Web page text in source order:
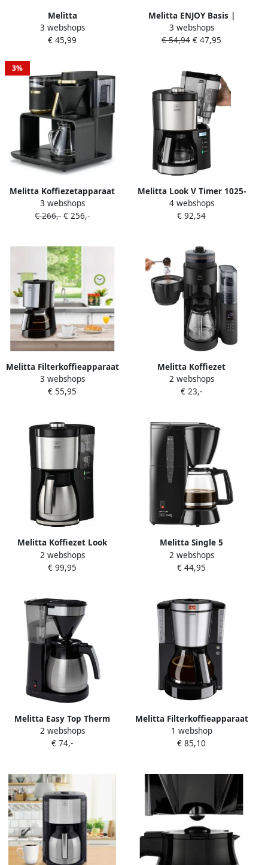
Melitta
filterkoffiezetapparaat Easy
II Therm zwart
3 webshops
€ 45,99
Melitta ENJOY Basis |
Filterkoffiezetapparaten |
Keuken&Koken
3 webshops
€ 54,94 € 47,95
3%
Melitta Koffiezetapparaat
met bonenmaler EPOS 1024-
04 1 l Zwart goudkleur 360°
3 webshops
€ 266,- € 256,-
Melitta Look V Timer 1025-
08 |
Filterkoffiezetapparaten |
4 webshops
€ 92,54
Melitta Filterkoffieapparaat
Enjoy top 1017-04 1 25 l
3 webshops
€ 55,95
Melitta Koffiezet
AromaFresh 1030-05 |
Keuken- en Kookartikelen |
2 webshops
€ 23,-
Melitta Koffiezet Look
Therm Protect Zwart |
Filterkoffiezetapparaten |
2 webshops
€ 99,95
Melitta Single 5
koffiezetapparaat 720 1-2
zwart
2 webshops
€ 44,95
Melitta Easy Top Therm
koffiezetapparaat 1023-10
zwart- roestvrij staal
2 webshops
€ 74,-
Melitta Filterkoffieapparaat
Look Deluxe 1011-06 1 25 l
met glazen kan in zwart-
1 webshop
€ 85,10